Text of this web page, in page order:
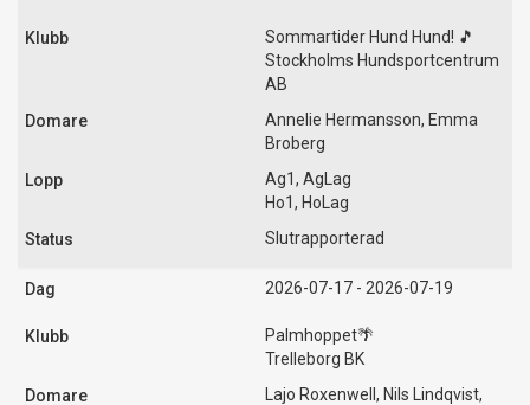
Sommartider Hund Hund! 🎵
Stockholms Hundsportcentrum
AB
Annelie Hermansson, Emma
Broberg
Ag1, AgLag
Ho1, HoLag
Slutrapporterad
2026-07-17 - 2026-07-19
Palmhoppet🌴
Trelleborg BK
Lajo Roxenwell, Nils Lindqvist,